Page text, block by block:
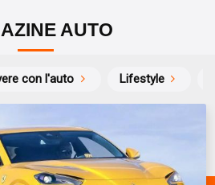
AUTO
con l'auto Lifestyle